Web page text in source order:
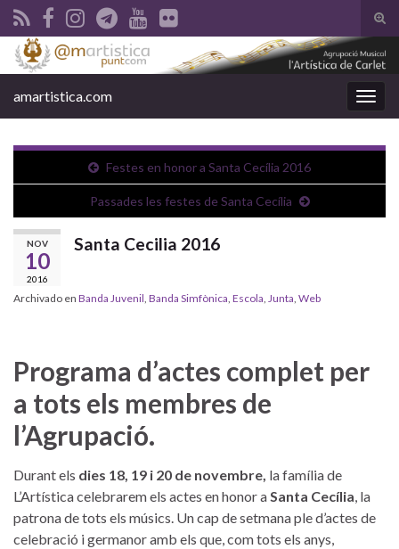
el
de
Search for:
la
amartistica.com
Festes en honor a Santa Cecília 2016
Passades les festes de Santa Cecília
NOV
10
2016
Santa Cecilia 2016
Archivado en Banda Juvenil, Banda Simfònica, Escola, Junta, Web
Programa d’actes complet per
a tots els membres de
l’Agrupació.
Durant els dies 18, 19 i 20 de novembre, la família de
L’Artística celebrarem els actes en honor aSanta Cecília, la
patrona de tots els músics. Un cap de setmana ple d’actes de
celebració i germanor amb els que, com tots els anys,